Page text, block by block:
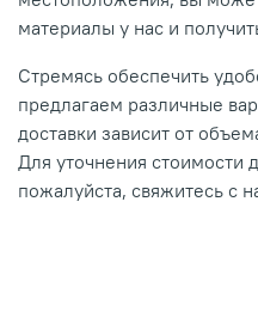
материалы у нас и
Стремясь обеспечить
предлагаем различные
доставки зависит от
Для уточнения стоимости
пожалуйста, свяжитесь с